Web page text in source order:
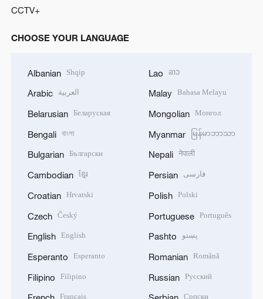
CCTV+
CHOOSE YOUR LANGUAGE
Albanian Shqip
Arabic العربية
Belarusian Беларуская
Bengali বাংলা
Bulgarian Български
Cambodian ខ្មែរ
Croatian Hrvatski
Czech Český
English English
Esperanto Esperanto
Filipino Filipino
Lao ລາວ
Malay Bahasa Melayu
Mongolian Монгол
Myanmar မြန်မာဘာသာ
Nepali नेपाली
Persian فارسی
Polish Polski
Portuguese Português
Pashto پښتو
Romanian Română
Russian Русский